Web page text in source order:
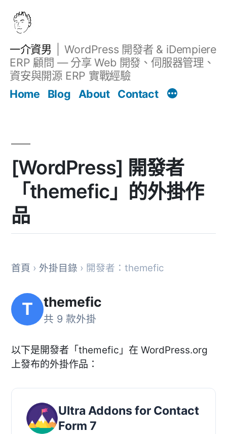
一介資男
WordPress 開發者 & iDempiere
ERP 顧問 — 分享 Web 開發、伺服器管理、
資安與開源 ERP 實戰經驗
Home
Blog About Contact
[WordPress] 開發者
「themefic」的外掛作
品
首頁 › 外掛目錄 › 開發者：themefic
T themefic
共 9 款外掛
以下是開發者「themefic」在 WordPress.org
上發布的外掛作品：
Ultra Addons for Contact
Form 7
文章